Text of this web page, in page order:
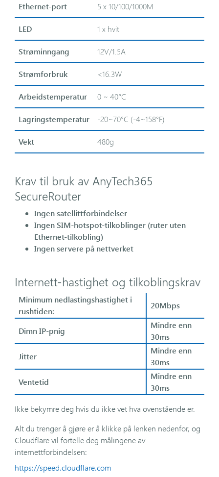
Ethernet-port 5 x 10/100/1000M
LED 1 x hvit
Strøminngang 12V/1.5A
Strømforbruk <16.3W
Arbeidstemperatur 0 ~ 40°C
Lagringstemperatur -20~70°C (-4~158°F)
Vekt 480g
Krav til bruk av AnyTech365
SecureRouter
Ingen satellittforbindelser
Ingen SIM-hotspot-tilkoblinger (ruter uten
Ethernet-tilkobling)
Ingen servere på nettverket
Internett-hastighet og tilkoblingskrav
Minimum nedlastingshastighet i
rushtiden:
20Mbps
Dimn IP-pnig
Mindre enn
30ms
Jitter
Mindre enn
30ms
Ventetid
Mindre enn
30ms
Ikke bekymre deg hvis du ikke vet hva ovenstående er.
Alt du trenger å gjøre er å klikke på lenken nedenfor, og
Cloudflare vil fortelle deg målingene av
internettforbindelsen:
https://speed.cloudflare.com